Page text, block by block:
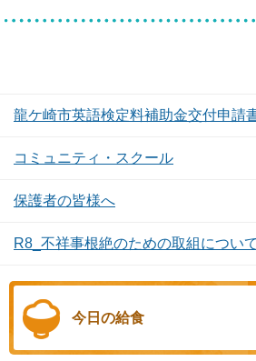
龍ケ崎市英語検定料補助金交付申請
コミュニティ・スクール
保護者の皆様へ
R8_不祥事根絶のための取組について
今日の給食